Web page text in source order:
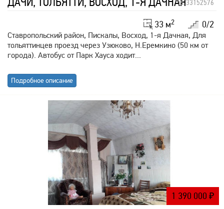
id: 33152576
0/2
33 м2
Ставропольский район, Пискалы, Восход, 1-я Дачная, Для
тольяттинцев проезд через Узюково, Н.Еремкино (50 км от
города). Автобус от Парк Хауса ходит...
Подробное описание
1 390 000 ₽